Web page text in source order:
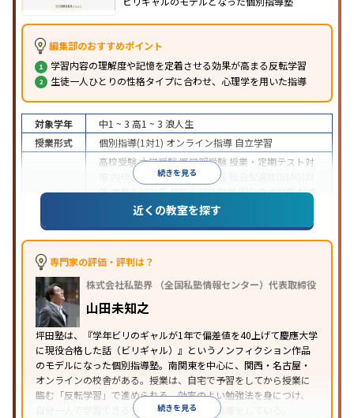
編集部のおすすめポイント
学習内容の理解度や記憶を定着させる効果が高まる反転学習
生徒一人ひとりの性格タイプに合わせ、心理学を用いた指導
続きを見る
対象学年 中1 ~ 3 高1 ~ 3 浪人生
授業形式
個別指導(1対1) オンライン指導 自立学習
高校受験大学受験医学部受験 授業・定期テスト対
内申点対策学習習慣の定着
策推薦入試対策学校別特化対策国公立大対策私大
共通テスト対策英検(英語検定)対策
その
他科目別特化対策
特徴
中高一貫校生に対応
応
学習にPC・タブレットを利用
科目から受講可能 季節講習のみの受講可発達障害
の子どもに対応
近くの教室を探す
専門家の評価・評判は？
株式会社私塾界 （全国私塾情報センター）代表取締役
山田未知之
坪田塾は、『学年ビリのギャルが1年で偏差値を40上げて慶應大学
に現役合格した話（ビリギャル）』というノンフィクション作品
のモデルになった個別指導塾。南関東を中心に、関西・名古屋・
オンラインの校舎がある。授業は、自宅で予習をしてから授業に
臨む「反転学習」で進められる。効率のよい勉強法を身につけ、
自分一人で学習できる生徒を育てるための指導をしている。
続きを見る